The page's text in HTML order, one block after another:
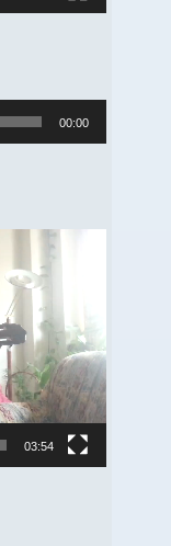
00:00
03:54